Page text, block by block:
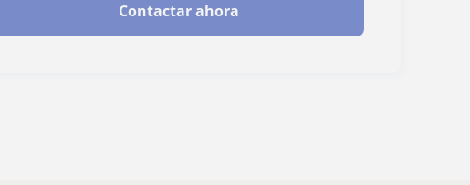
Contactar ahora